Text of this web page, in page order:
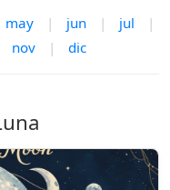
may | jun | jul
|
nov | dic